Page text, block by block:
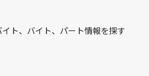
ト、バイト、パート情報を探す